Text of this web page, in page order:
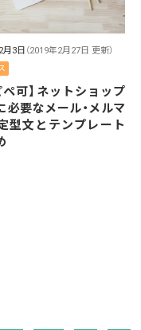
月3日 （2019年2月27日 更新）
ペ可】ネットショップ
必要なメール・メルマ
型文とテンプレート